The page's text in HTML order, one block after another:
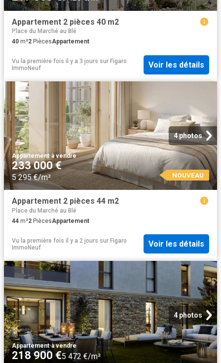
Appartement 2 pièces 40 m2
Place du Marché au Blé
40 m²2 PiècesAppartement
Vu la première fois il y a 3 jours sur Figaro
ImmoNeuf
Voir les détails
4 photos
Appartement·à vendre
233 000 €
5 295 €/m² NOUVEAU
Appartement 2 pièces 44 m2
Place du Marché au Blé
44 m²2 PiècesAppartement
Vu la première fois il y a 2 jours sur Figaro
ImmoNeuf
Voir les détails
4 photos
Appartement·à vendre
218 900 €5 472 €/m²